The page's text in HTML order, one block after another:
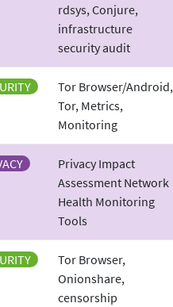
rdsys, Conjure,
infrastructure
security audit
Tor Browser/Android,
Tor, Metrics,
Monitoring
Privacy Impact
Assessment Network
Health Monitoring
Tools
Tor Browser,
Onionshare,
censorship